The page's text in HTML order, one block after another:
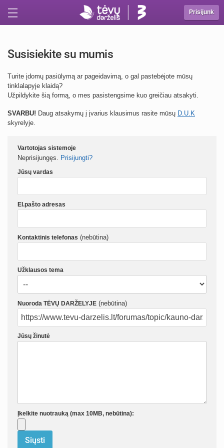
Prisijunk
Susisiekite su mumis
Turite įdomų pasiūlymą ar pageidavimą, o gal pastebėjote mūsų
tinklalapyje klaidą?
Užpildykite šią formą, o mes pasistengsime kuo greičiau atsakyti.
SVARBU! Daug atsakymų į įvarius klausimus rasite mūsų D.U.K
skyrelyje.
Vartotojas sistemoje
Neprisijungęs. Prisijungti?
Jūsų vardas
El.pašto adresas
Kontaktinis telefonas (nebūtina)
Užklausos tema
Nuoroda TĖVŲ DARŽELYJE (nebūtina)
Jūsų žinutė
Įkelkite nuotrauką (max 10MB, nebūtina):